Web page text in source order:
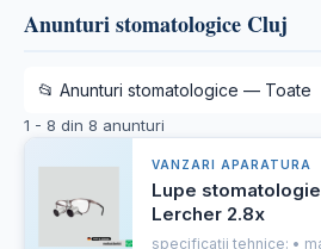
Anunturi stomatologice Cluj
1 - 8 din 8 anunturi
VANZARI APARATURA
Lupe
Lercher 2.8x
specificații tehnice: •